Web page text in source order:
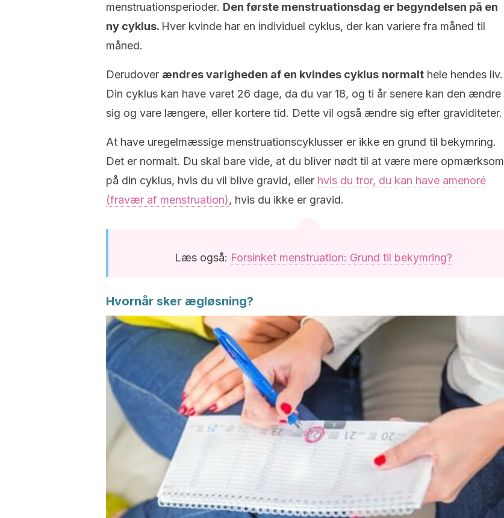
menstruationsperioder. Den første menstruationsdag er begyndelsen på en
ny cyklus. Hver kvinde har en individuel cyklus, der kan variere fra måned til
måned.
Derudover ændres varigheden af en kvindes cyklus normalt hele hendes liv.
Din cyklus kan have varet 26 dage, da du var 18, og ti år senere kan den ændre
sig og vare længere, eller kortere tid. Dette vil også ændre sig efter graviditeter.
At have uregelmæssige menstruationscyklusser er ikke en grund til bekymring.
Det er normalt. Du skal bare vide, at du bliver nødt til at være mere opmærksom
på din cyklus, hvis du vil blive gravid, eller hvis du tror, du kan have amenoré
(fravær af menstruation), hvis du ikke er gravid.
Læs også: Forsinket menstruation: Grund til bekymring?
Hvornår sker ægløsning?